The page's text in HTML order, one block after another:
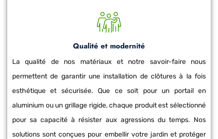
Qualité et modernité
La qualité de nos matériaux et notre savoir-faire nous
permettent de garantir une installation de clôtures à la fois
esthétique et sécurisée. Que ce soit pour un portail en
aluminium ou un grillage rigide, chaque produit est sélectionné
pour sa capacité à résister aux agressions du temps. Nos
solutions sont conçues pour embellir votre jardin et protéger